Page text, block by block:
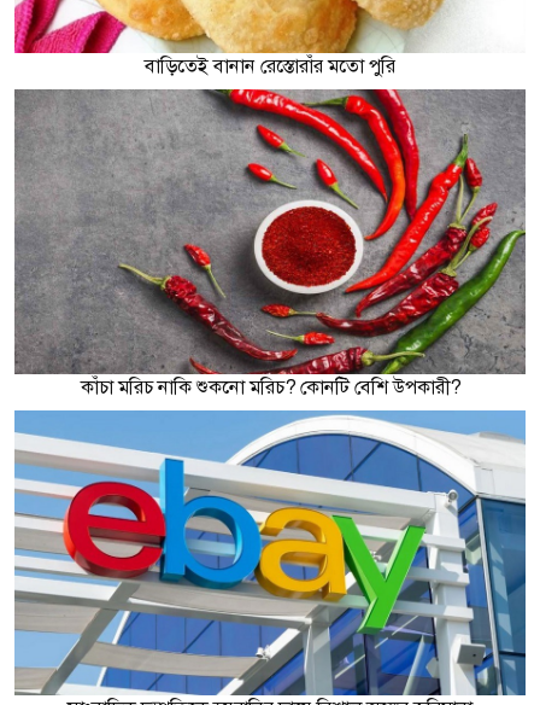
বাড়িতেই বানান রেস্তোরাঁর মতো পুরি
কাঁচা মরিচ নাকি শুকনো মরিচ? কোনটি বেশি উপকারী?